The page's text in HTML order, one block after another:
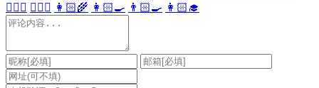
👩🏻‍⚕️ 👨🏻‍⚕️ 👩🏻‍🌾 👩🏻‍🍳 👨🏻‍🍳 👩🏻‍🎓